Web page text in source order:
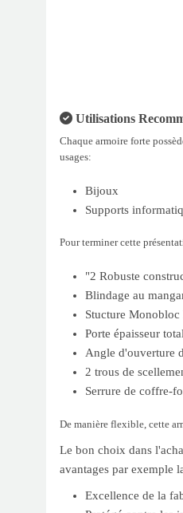
Utilisations
Chaque armoire forte
usages:
Bijoux
Supports
Pour terminer cette
"2 Robuste
Blindage au
Stucture
Porte épaisseur
Angle d'ouverture
2 trous de
Serrure de coffre-
De manière flexible, cette
Le bon choix dans
avantages par exemple
Excellence de la